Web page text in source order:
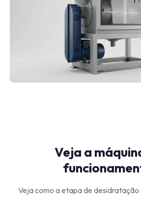
Veja a
Veja como a etapa de desidratação